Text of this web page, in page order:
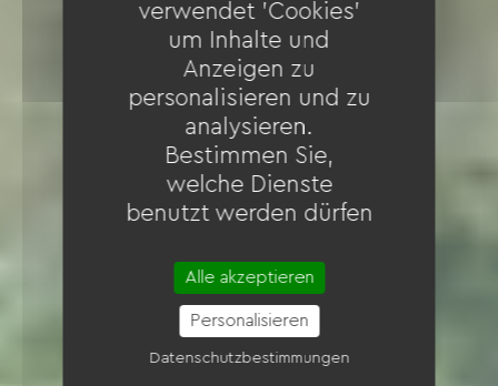
verwendet 'Cookies'
um Inhalte und
Anzeigen zu
personalisieren und zu
analysieren.
Bestimmen Sie,
welche Dienste
benutzt werden dürfen
Alle akzeptieren
Personalisieren
Datenschutzbestimmungen